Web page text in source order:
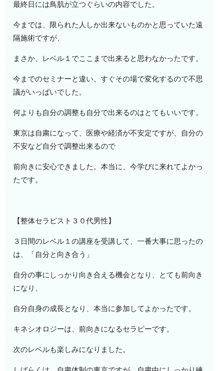
最終日には鳥肌が立つぐらいの内容でした。
今までは、限られた人しか出来ないものかと思っていた遠
隔施術ですが、
まさか、レベル１でここまで出来ると思わなかったです。
今までのセミナーと違い、すぐその場で変化するので不思
議がいっぱいでした。
何よりも自分の調整も自分で出来るのはとてもいいです。
東京は自粛になって、医療や経済が不安定ですが、自分の
不安など自分で調整出来るので
前向きに安心できました。本当に、今学びに来れてよかっ
たです。
【整体セラピスト３０代男性】
３日間のレベル１の講座を受講して、一番大事に思ったの
は、「自分と向き合う」
自分の事にしっかり向き合える機会となり、とても前向き
になり、
自分自身の成長となり、本当に参加してよかったです。
キネシオロジーは、前向きになるセラピーです。
次のレベルも楽しみになりました。